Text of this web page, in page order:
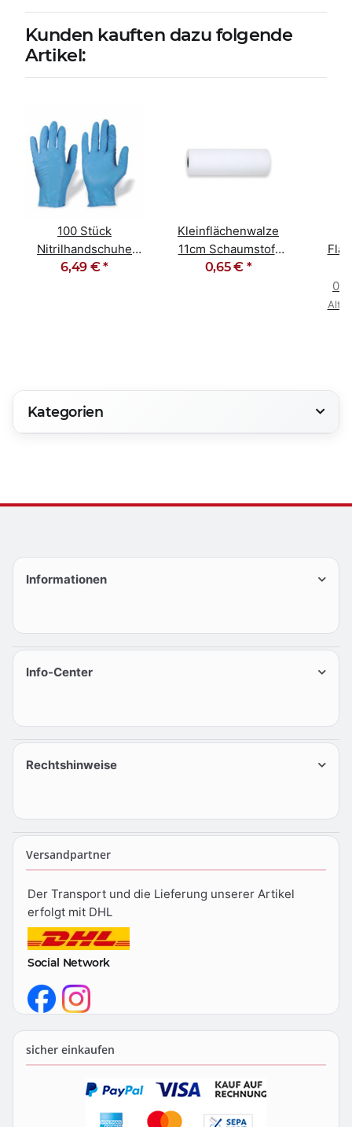
Kunden kauften dazu folgende
Artikel:
100 Stück
Nitrilhandschuhe
Einweghandschuhe
6,49 €*
Kleinflächenwalze
11cm Schaumstoff
fein gerade
0,65 € *
Kategorien
Informationen
Info-Center
Rechtshinweise
Versandpartner
Der Transport und die Lieferung unserer Artikel
erfolgt mit DHL
Social Network
sicher einkaufen